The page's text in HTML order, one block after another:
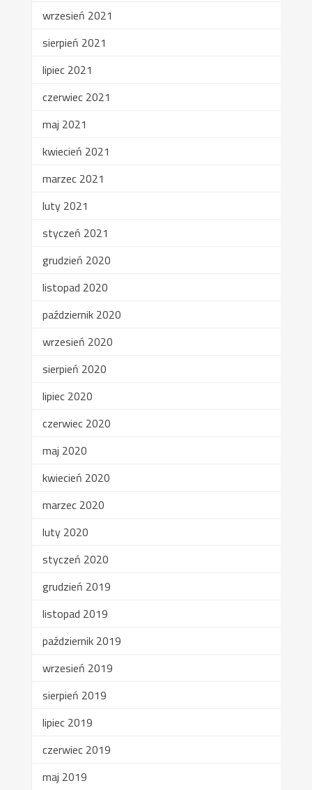
wrzesień 2021
sierpień 2021
lipiec 2021
czerwiec 2021
maj 2021
kwiecień 2021
marzec 2021
luty 2021
styczeń 2021
grudzień 2020
listopad 2020
październik 2020
wrzesień 2020
sierpień 2020
lipiec 2020
czerwiec 2020
maj 2020
kwiecień 2020
marzec 2020
luty 2020
styczeń 2020
grudzień 2019
listopad 2019
październik 2019
wrzesień 2019
sierpień 2019
lipiec 2019
czerwiec 2019
maj 2019